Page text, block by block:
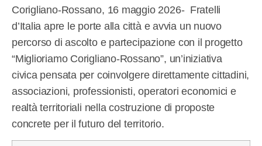
Corigliano-Rossano, 16 maggio 2026- Fratelli
d’Italia apre le porte alla città e avvia un nuovo
percorso di ascolto e partecipazione con il progetto
“Miglioriamo Corigliano-Rossano”, un’iniziativa
civica pensata per coinvolgere direttamente cittadini,
associazioni, professionisti, operatori economici e
realtà territoriali nella costruzione di proposte
concrete per il futuro del territorio.